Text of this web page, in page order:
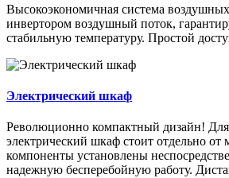
Высокоэкономичная система
инвертором воздушный поток,
стабильную температуру. Простой
Электрический шкаф
Революционно компактный дизайн! Для
электрический шкаф стоит отдельно
компоненты установлены
надежную бесперебойную работу.